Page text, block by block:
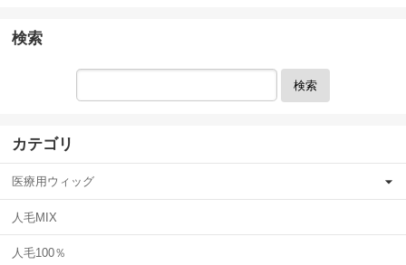
検索
検索
カテゴリ
医療用ウィッグ
人毛MIX
人毛100％